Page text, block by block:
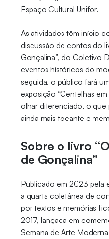
Espaço Cultural Unifor.
As atividades têm início
discussão de contos do
Gonçalina”, do Coletivo
eventos históricos do
seguida, o público fará
exposição “Centelhas
olhar diferenciado, o
ainda mais tocante e
Sobre o livro
de Gonçalina”
Publicado em 2023 pela
a quarta coletânea de
por textos e memórias
2017, lançada em
Semana de Arte